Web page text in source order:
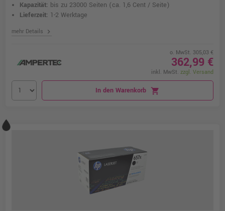
Kapazität: bis zu 23000 Seiten (ca. 1,6 Cent / Seite)
Lieferzeit: 1-2 Werktage
mehr Details chevron_right
o. MwSt. 305,03 €
362,99 €
inkl. MwSt. zzgl. Versand
In den Warenkorb shopping_cart